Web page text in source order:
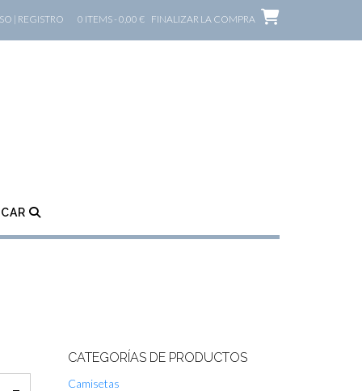
| REGISTRO 0 ITEMS - 0,00 € FINALIZAR LA COMPRA
CATEGORÍAS DE PRODUCTOS
Camisetas